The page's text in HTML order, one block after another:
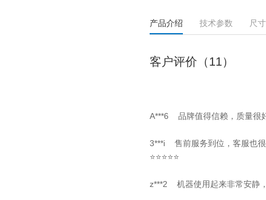
产品介绍 技术参数 尺
客户评价（11）
A***6 品牌值得信赖，质量很
3***i 售前服务到位，客服也
⭐⭐⭐⭐⭐
z***2 机器使用起来非常安静